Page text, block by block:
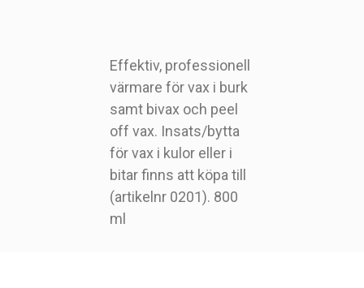
Effektiv, professionell
värmare för vax i burk
samt bivax och peel
off vax. Insats/bytta
för vax i kulor eller i
bitar finns att köpa till
(artikelnr 0201). 800
ml
Artikelnr0430